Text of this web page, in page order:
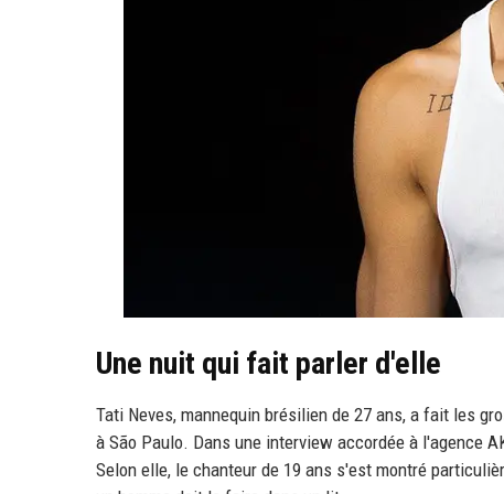
Une nuit qui fait parler d'elle
Tati Neves, mannequin brésilien de 27 ans, a fait les
à São Paulo. Dans une interview accordée à l'agence
Selon elle, le chanteur de 19 ans s'est montré